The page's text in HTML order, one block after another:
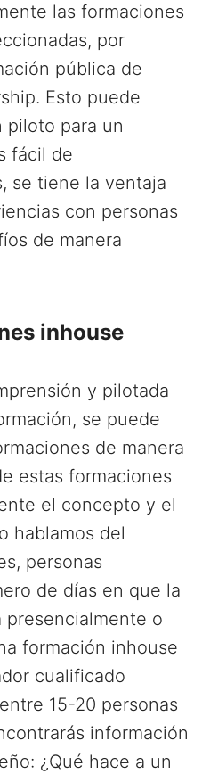
las formaciones
por
pública de
Esto puede
piloto para un
fácil de
se tiene la ventaja
con personas
de manera
inhouse
y pilotada
se puede
de manera
estas formaciones
el concepto y el
hablamos del
personas
de días en que la
presencialmente o
formación inhouse
cualificado
15-20 personas
información
¿Qué hace a un